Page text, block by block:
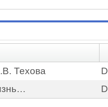
Техова